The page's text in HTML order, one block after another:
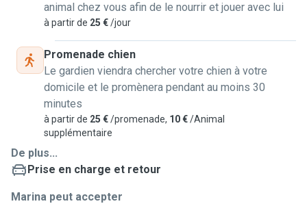
animal chez vous afin de le nourrir et jouer avec lui
à partir de 25 €/jour
Promenade chien
Le gardien viendra chercher votre chien à votre
domicile et le promènera pendant au moins 30
minutes
à partir de 25 €/promenade, 10 €/Animal
supplémentaire
De plus...
Prise en charge et retour
Marina peut accepter